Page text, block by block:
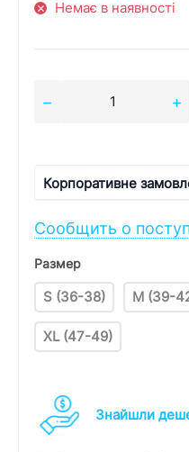
Немає в наявності
Корпоративне
Сообщить о
Размер
S (36-38) M (39-
XL (47-49)
Знайшли